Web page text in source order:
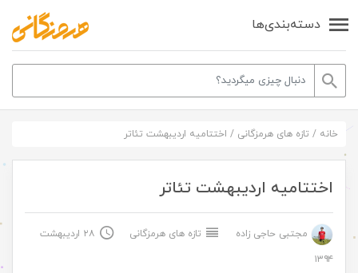
دسته‌بندی‌ها
خانه / تازه های هرمزگانی / اختتامیه اردیبهشت تئاتر
اختتامیه اردیبهشت تئاتر
مجتبی حاجی زاده تازه های هرمزگانی
۲۸ اردیبهشت
۱۳۹۴